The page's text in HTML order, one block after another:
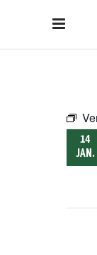
14
JAN.